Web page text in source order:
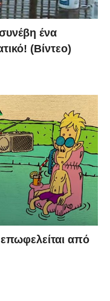
ένα
(Βίντεο)
επωφελείται από